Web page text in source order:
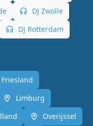
DJ Zwolle
DJ Rotterdam
Friesland
Limburg
Overijssel